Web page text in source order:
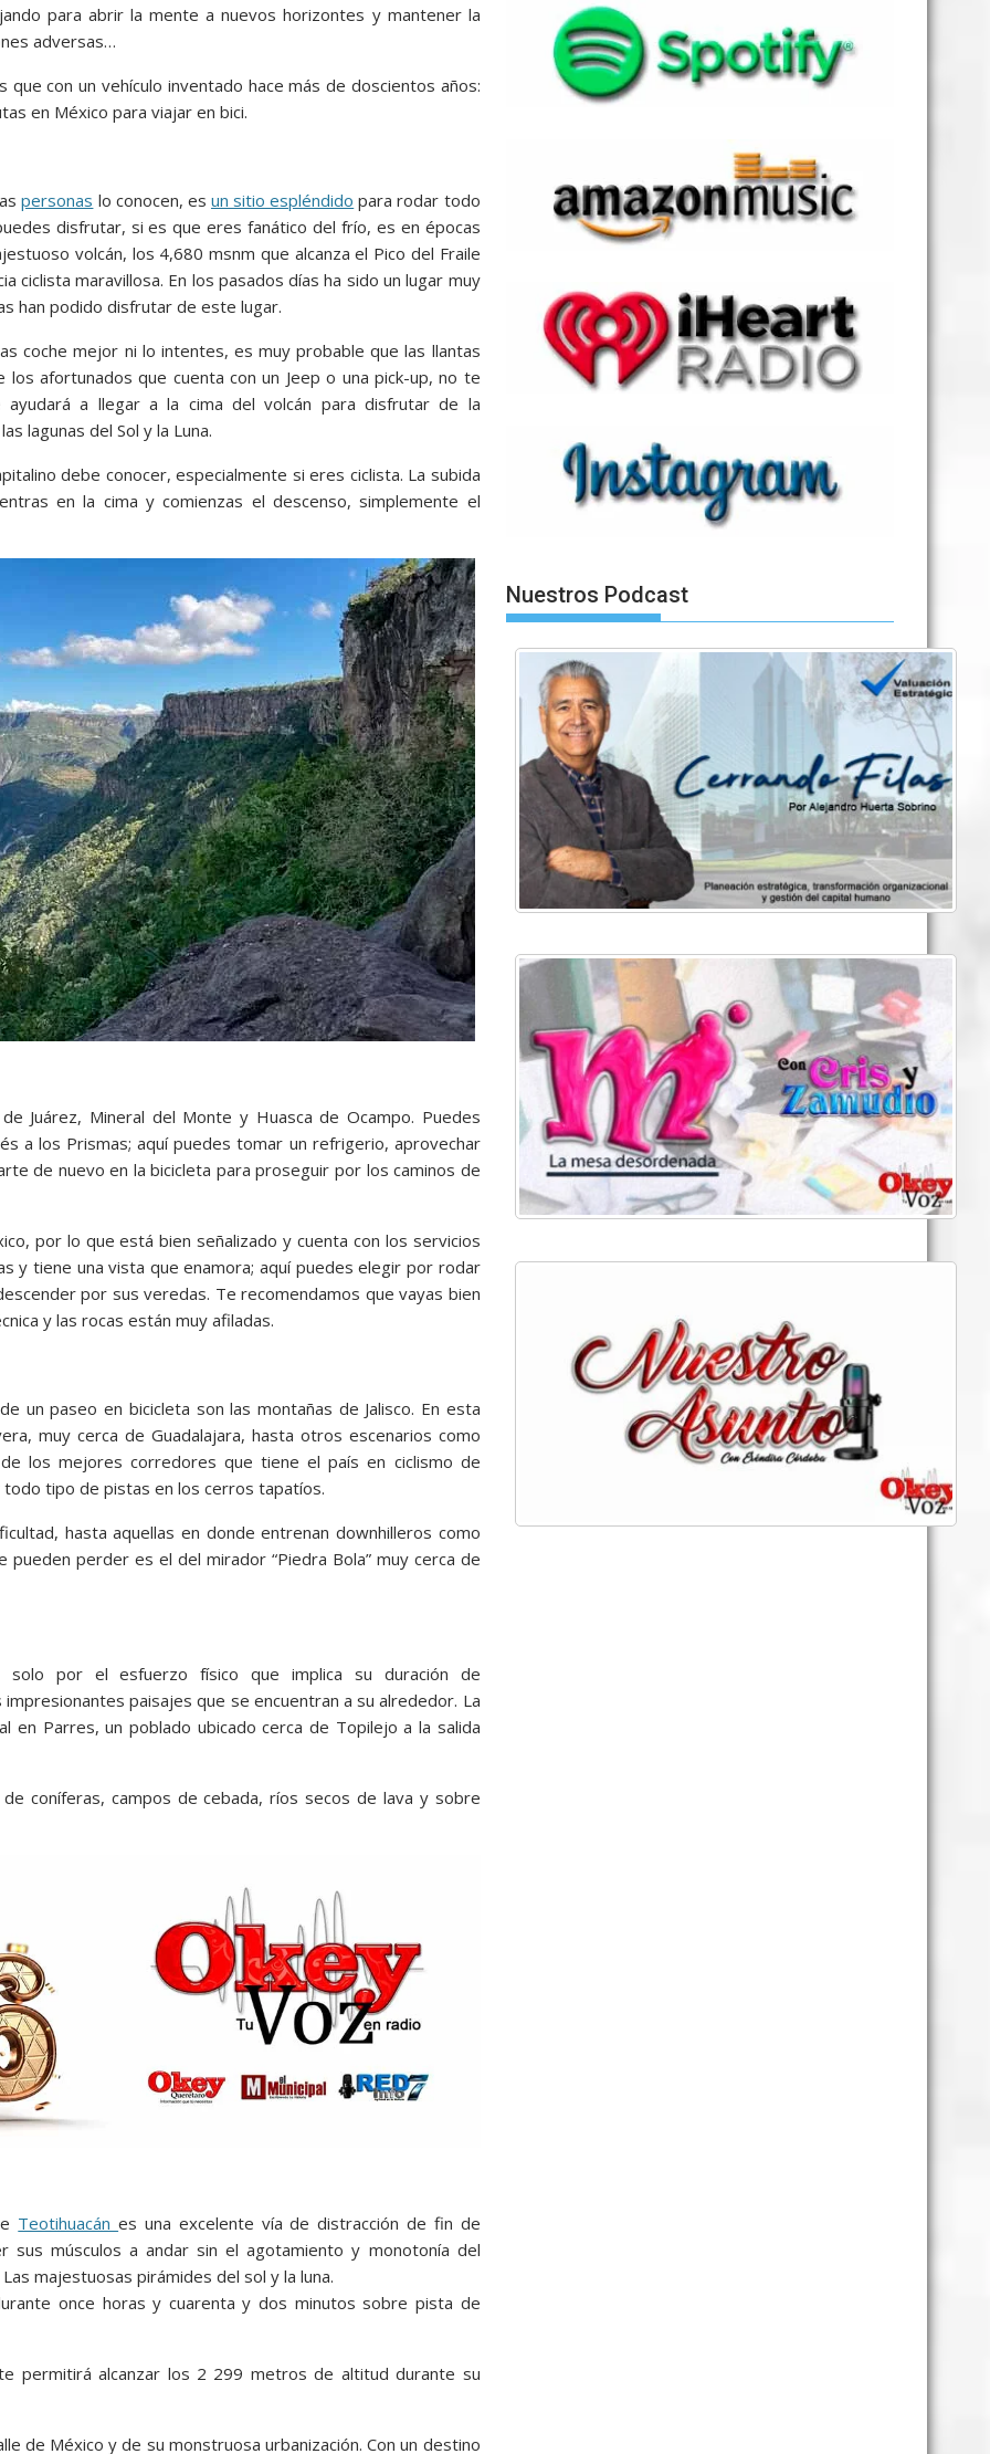
para abrir la mente a nuevos horizontes y mantener la
adversas…
con un vehículo inventado hace más de doscientos años:
en México para viajar en bici.
personas lo conocen, es un sitio espléndido para rodar todo
disfrutar, si es que eres fanático del frío, es en épocas
volcán, los 4,680 msnm que alcanza el Pico del Fraile
ciclista maravillosa. En los pasados días ha sido un lugar muy
han podido disfrutar de este lugar.
coche mejor ni lo intentes, es muy probable que las llantas
afortunados que cuenta con un Jeep o una pick-up, no te
a llegar a la cima del volcán para disfrutar de la
lagunas del Sol y la Luna.
debe conocer, especialmente si eres ciclista. La subida
en la cima y comienzas el descenso, simplemente el
Juárez, Mineral del Monte y Huasca de Ocampo. Puedes
a los Prismas; aquí puedes tomar un refrigerio, aprovechar
de nuevo en la bicicleta para proseguir por los caminos de
por lo que está bien señalizado y cuenta con los servicios
y tiene una vista que enamora; aquí puedes elegir por rodar
por sus veredas. Te recomendamos que vayas bien
y las rocas están muy afiladas.
paseo en bicicleta son las montañas de Jalisco. En esta
muy cerca de Guadalajara, hasta otros escenarios como
los mejores corredores que tiene el país en ciclismo de
tipo de pistas en los cerros tapatíos.
hasta aquellas en donde entrenan downhilleros como
pueden perder es el del mirador “Piedra Bola” muy cerca de
solo por el esfuerzo físico que implica su duración de
paisajes que se encuentran a su alrededor. La
Parres, un poblado ubicado cerca de Topilejo a la salida
coníferas, campos de cebada, ríos secos de lava y sobre
Teotihuacánes una excelente vía de distracción de fin de
sus músculos a andar sin el agotamiento y monotonía del
majestuosas pirámides del sol y la luna.
once horas y cuarenta y dos minutos sobre pista de
permitirá alcanzar los 2 299 metros de altitud durante su
de México y de su monstruosa urbanización. Con un destino
Nuestros Podcast